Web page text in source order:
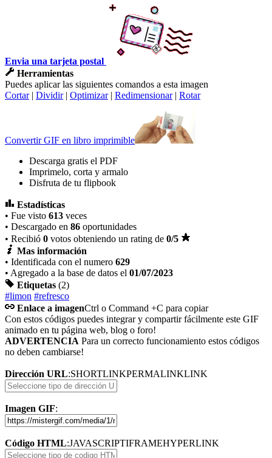
Envia una tarjeta postal
Herramientas
Puedes aplicar las siguientes comandos a esta imagen
Cortar| Dividir| Optimizar| Redimensionar| Rotar
Convertir GIF en libro imprimible
Descarga gratis el PDF
Imprimelo, corta y armalo
Disfruta de tu flipbook
Estadísticas
• Fue visto 613 veces
• Descargado en 86 oportunidades
• Recibió 0 votos obteniendo un rating de 0/5
Mas información
• Identificada con el numero 629
• Agregado a la base de datos el 01/07/2023
Etiquetas (2)
#limon #refresco
Enlace a imagenCtrl o Command +C para copiar
Con estos códigos puedes integrar y compartir fácilmente este GIF
animado en tu página web, blog o foro!
ADVERTENCIA Para un correcto funcionamiento estos códigos
no deben cambiarse!
Dirección URL:SHORTLINKPERMALINKLINK
Imagen GIF:
Código HTML:JAVASCRIPTIFRAMEHYPERLINK